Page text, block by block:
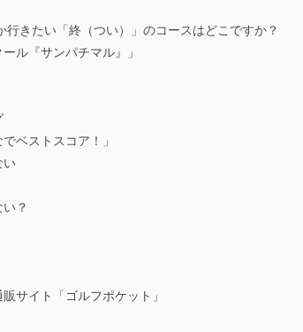
行きたい「終（つい）」のコースはどこですか？
ル『サンパチマル』」
ベストスコア！」
い
？
サイト「ゴルフポケット」